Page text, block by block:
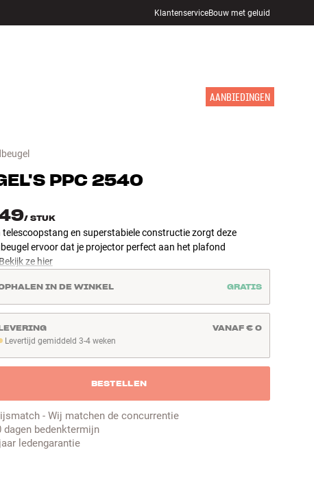
KlantenserviceBouw met geluid
AANBIEDINGEN
PPC 2540
/ STUK
telescoopstang en superstabiele constructie zorgt deze
ervoor dat je projector perfect aan het plafond
Bekijk ze hier
IN DE WINKEL GRATIS
Levertijd gemiddeld 3-4 weken
Levertijd gemiddeld 3-4 weken
VANAF € 0
BESTELLEN
- Wij matchen de concurrentie
dagen bedenktermijn
ledengarantie